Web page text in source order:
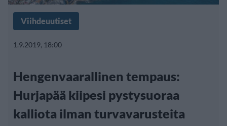
Viihdeuutiset
1.9.2019, 18:00
Hengenvaarallinen tempaus:
Hurjapää kiipesi pystysuoraa
kalliota ilman turvavarusteita